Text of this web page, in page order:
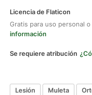
Licencia de Flaticon
Gratis para uso personal
información
Se requiere atribución
Lesión Muleta